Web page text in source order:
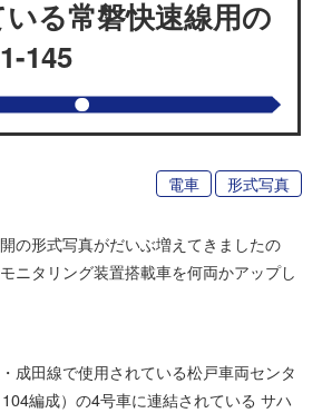
る常磐快速線用の
145
電車 形式写真
の形式写真がだいぶ増えてきましたの
ニタリング装置搭載車を何両かアップし
成田線で使用されている松戸車両センタ
編成）の4号車に連結されている サハ